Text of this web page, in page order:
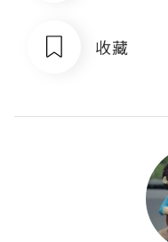
收藏